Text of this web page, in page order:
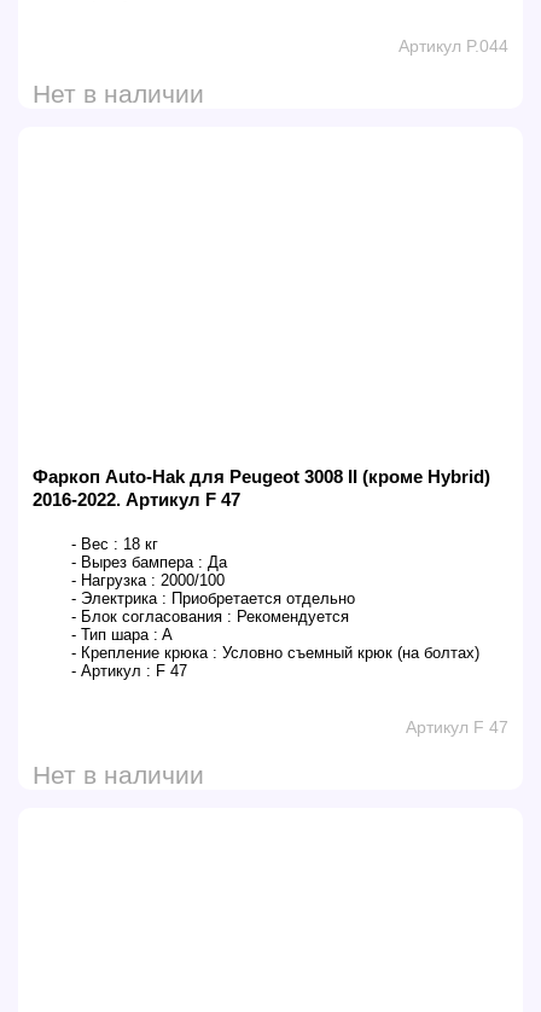
Артикул P.044
Нет в наличии
Фаркоп Auto-Hak для Peugeot 3008 II (кроме Hybrid)
2016-2022. Артикул F 47
- Вес : 18 кг
- Вырез бампера : Да
- Нагрузка : 2000/100
- Электрика : Приобретается отдельно
- Блок согласования : Рекомендуется
- Тип шара : A
- Крепление крюка : Условно съемный крюк (на болтах)
- Артикул : F 47
Артикул F 47
Нет в наличии